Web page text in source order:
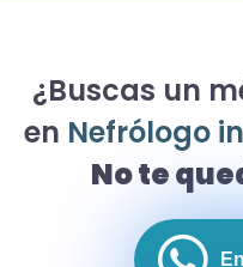
¿Buscas un
en Nefrólogo
No te